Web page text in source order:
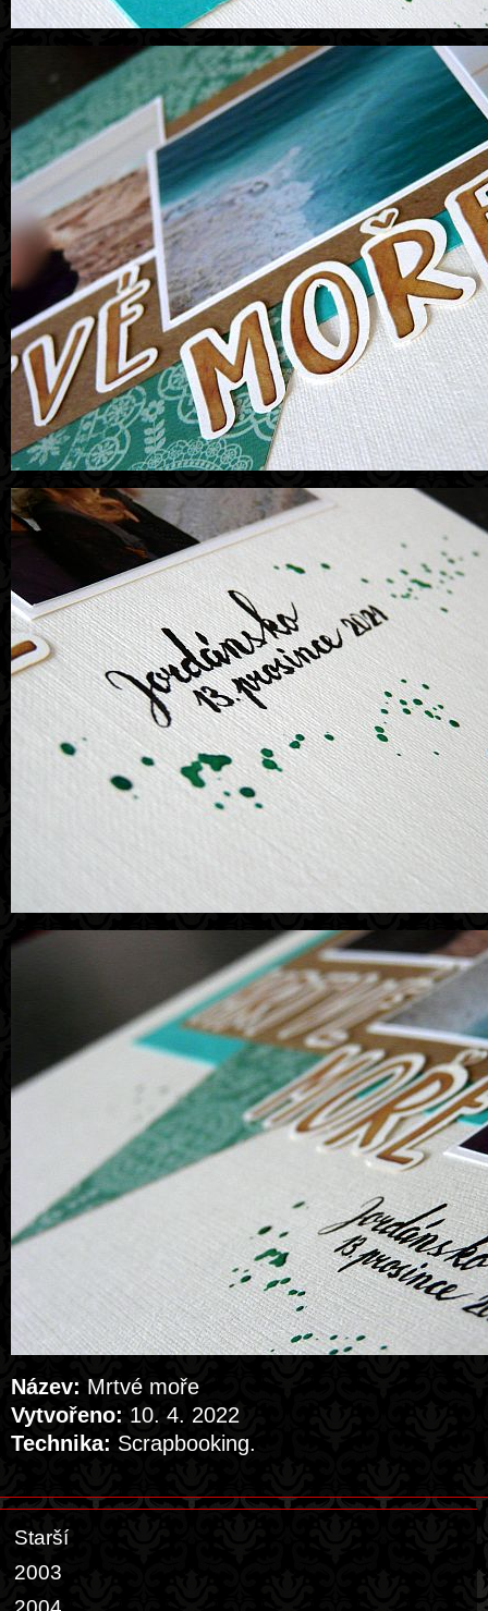
Název: Mrtvé moře
Vytvořeno: 10. 4. 2022
Technika: Scrapbooking.
Starší
2003